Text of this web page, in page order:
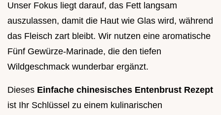
Unser Fokus liegt darauf, das Fett langsam
auszulassen, damit die Haut wie Glas wird, während
das Fleisch zart bleibt. Wir nutzen eine aromatische
Fünf Gewürze-Marinade, die den tiefen
Wildgeschmack wunderbar ergänzt.
Dieses Einfache chinesisches Entenbrust Rezept
ist Ihr Schlüssel zu einem kulinarischen